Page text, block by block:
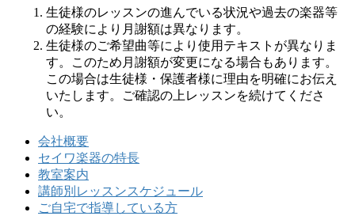
生徒様のレッスンの進んでいる状況や過去の楽器等
の経験により月謝額は異なります。
生徒様のご希望曲等により使用テキストが異なりま
す。このため月謝額が変更になる場合もあります。
この場合は生徒様・保護者様に理由を明確にお伝え
いたします。ご確認の上レッスンを続けてくださ
い。
会社概要
セイワ楽器の特長
教室案内
講師別レッスンスケジュール
ご自宅で指導している方